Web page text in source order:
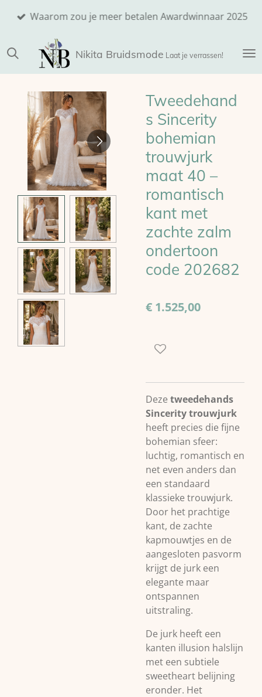
de
hoofdinhoud
Nikita Bruidsmode Laat je verrassen!
Waarom zou je meer betalen Awardwinnaar 2025
Tweedehand
s Sincerity
bohemian
trouwjurk
maat 40 –
romantisch
kant met
zachte zalm
ondertoon
code 202682
€ 1.525,00
Deze tweedehands
Sincerity trouwjurk
heeft precies die fijne
bohemian sfeer:
luchtig, romantisch en
net even anders dan
een standaard
klassieke trouwjurk.
Door het prachtige
kant, de zachte
kapmouwtjes en de
aangesloten pasvorm
krijgt de jurk een
elegante maar
ontspannen
uitstraling.
De jurk heeft een
kanten illusion halslijn
met een subtiele
sweetheart belijning
eronder. Het